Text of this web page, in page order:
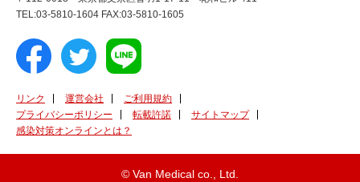
TEL:03-5810-1604 FAX:03-5810-1605
リンク 運営会社
ご利用規約
プライバシーポリシー
転載許諾
サイトマップ
感染対策オンラインとは？
© Van Medical co., Ltd.